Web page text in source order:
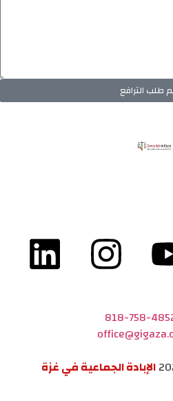
طلب الترافع
818-758-
الإبادة الجماعية في غزة